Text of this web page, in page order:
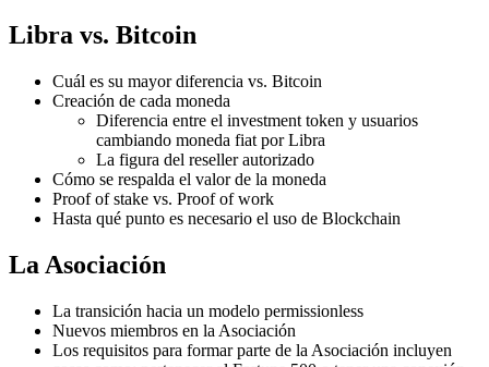
Libra vs. Bitcoin
Cuál es su mayor diferencia vs. Bitcoin
Creación de cada moneda
Diferencia entre el investment token y usuarios
cambiando moneda fiat por Libra
La figura del reseller autorizado
Cómo se respalda el valor de la moneda
Proof of stake vs. Proof of work
Hasta qué punto es necesario el uso de Blockchain
La Asociación
La transición hacia un modelo permissionless
Nuevos miembros en la Asociación
Los requisitos para formar parte de la Asociación incluyen